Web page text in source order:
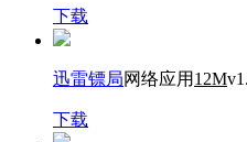
下载
迅雷镖局网络应用 12M
下载